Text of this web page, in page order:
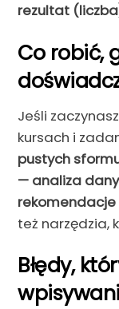
rezultat
Co robić,
Jeśli
kursach i
pustych
— analiza
rekomendacje
też narzędzia,
Błędy,